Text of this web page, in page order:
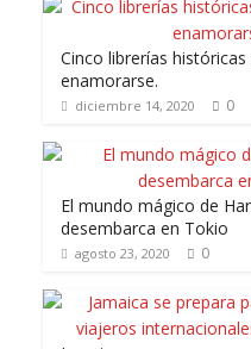
Cinco librerías
enamorarse.
diciembre 14, 2020 0
El mundo mágico de
desembarca en Tokio
agosto 23, 2020 0